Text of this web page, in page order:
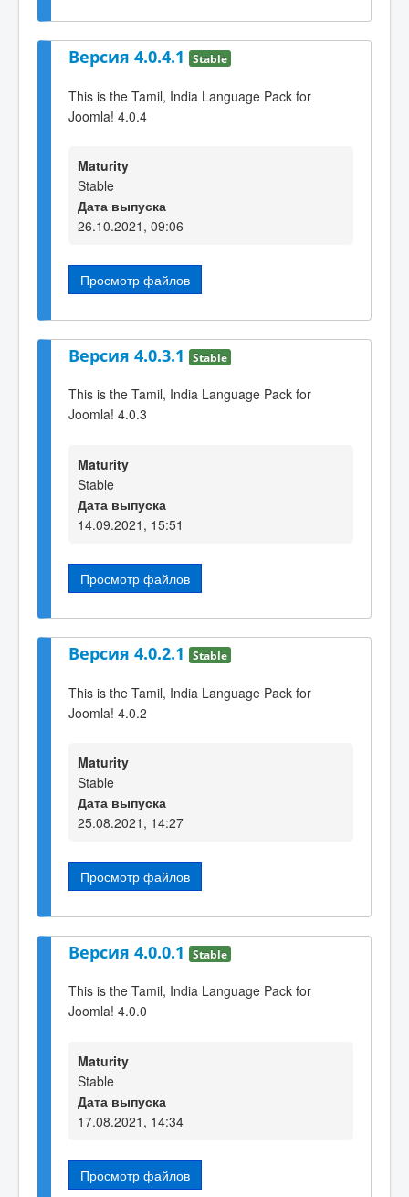
Версия 4.0.4.1 Stable
This is the Tamil, India Language Pack for
Joomla! 4.0.4
Maturity
Stable
Дата выпуска
26.10.2021, 09:06
Просмотр файлов
Версия 4.0.3.1 Stable
This is the Tamil, India Language Pack for
Joomla! 4.0.3
Maturity
Stable
Дата выпуска
14.09.2021, 15:51
Просмотр файлов
Версия 4.0.2.1 Stable
This is the Tamil, India Language Pack for
Joomla! 4.0.2
Maturity
Stable
Дата выпуска
25.08.2021, 14:27
Просмотр файлов
Версия 4.0.0.1 Stable
This is the Tamil, India Language Pack for
Joomla! 4.0.0
Maturity
Stable
Дата выпуска
17.08.2021, 14:34
Просмотр файлов